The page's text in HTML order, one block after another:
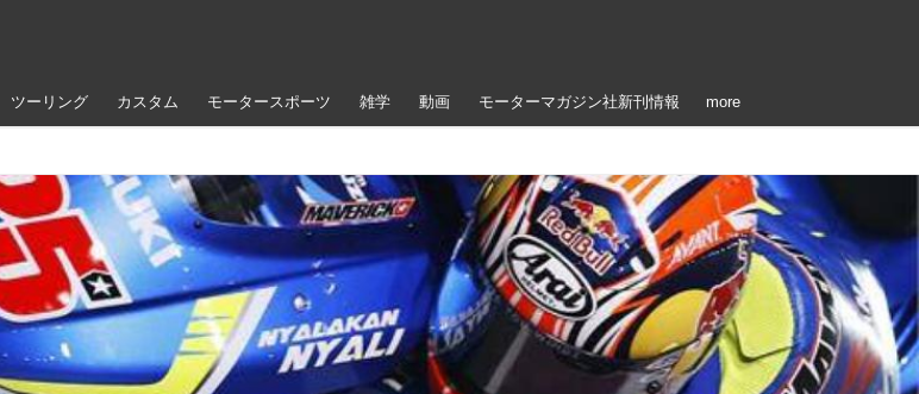
ツーリング カスタム モータースポーツ 雑学 動画 モーターマガジン社新刊情報 more